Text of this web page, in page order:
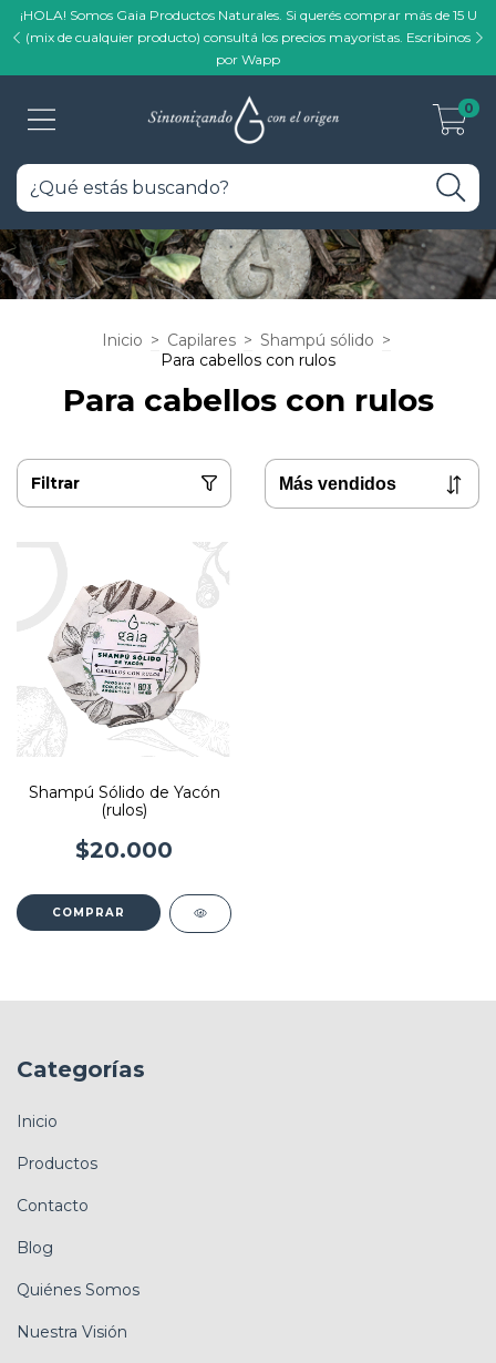
¡HOLA! Somos Gaia Productos Naturales. Si querés comprar más de 15 U
(mix de cualquier producto) consultá los precios mayoristas. Escribinos
por Wapp
0
Inicio > Capilares > Shampú sólido >
Para cabellos con rulos
Para cabellos con rulos
Filtrar
Shampú Sólido de Yacón
(rulos)
$20.000
Categorías
Inicio
Productos
Contacto
Blog
Quiénes Somos
Nuestra Visión